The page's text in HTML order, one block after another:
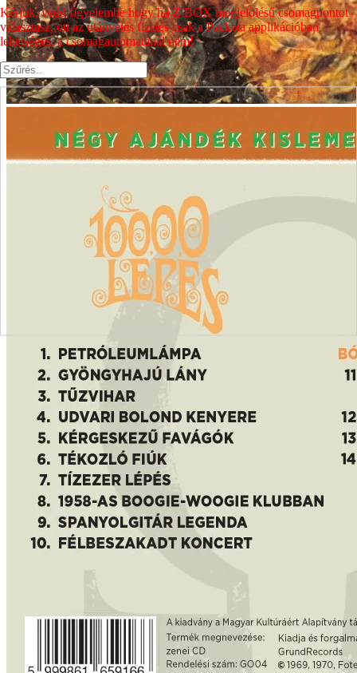
Kérjük, vedd figyelembe hogy ha Z-BOX megjelölésű csomagpontot
választasz, ott az utánvétes fizetés csak a Packeta applikációban
lehetséges, a csomagautomatánál nem!